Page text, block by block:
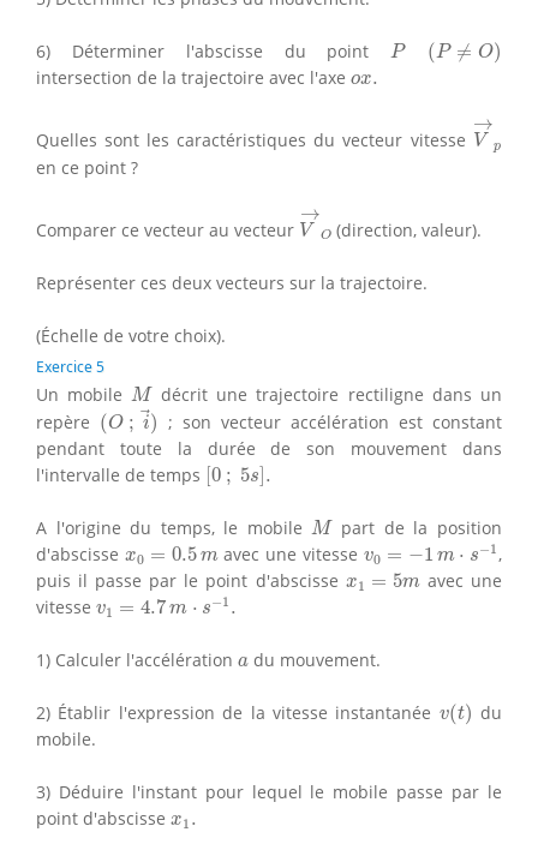
6) Déterminer l'abscisse du pointP
P (P ≠ O)
(P≠ O
intersection de la trajectoire avec l'axe ox.
ox
Quelles sont les caractéristiques du vecteur vitesse
→
V p
V→
en ce point ?
Comparer ce vecteur au vecteur
→
V O
V→
(direction, valeur).
Représenter ces deux vecteurs sur la trajectoire.
(Échelle de votre choix).
Exercice 5
Un mobile M
Mdécrit une trajectoire rectiligne dans un
repère (O ; i)
(O ;i→ ); son vecteur accélération est constant
pendant toute la durée de son mouvement dans
l'intervalle de temps [0 ; 5s].
[0 5s]
A l'origine du temps, le mobileM
Mpart de la position
d'abscisse x0 = 0.5m
x0 =0.5m avec une vitesse v0 = −1 m ⋅ s−1
v0 =− 1m⋅s−1
,
puis il passe par le point d'abscisse x1 = 5m
x1 =5 m avec une
vitesse v1 = 4.7m ⋅ s−1 .
v1=4.7m ⋅s−1.
1) Calculer l'accélération a
a du mouvement.
2) Établir l'expression de la vitesse instantanée v(t)
v(t) du
mobile.
3) Déduire l'instant pour lequel le mobile passe par le
point d'abscisse x1 .
x1